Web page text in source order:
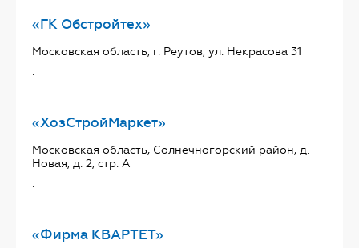
«ГК Обстройтех»
Московская область, г. Реутов, ул. Некрасова 31
.
«ХозСтройМаркет»
Московская область, Солнечногорский район, д.
Новая, д. 2, стр. А
.
«Фирма КВАРТЕТ»